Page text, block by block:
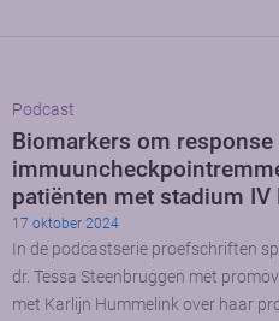
Podcast
Biomarkers om response
patiënten met stadium IV
17 oktober 2024
In de podcastserie proefschriften
dr. Tessa Steenbruggen met
met Karlijn Hummelink over haar